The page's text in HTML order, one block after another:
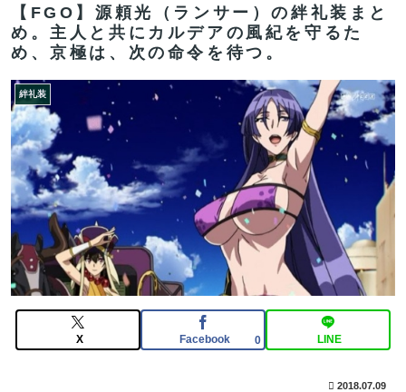
【画像】悪いプリキュア「2万でどう？」
【FGO】再臨状態でバフ受けれる受けれないが困る
エッセイスト「原爆を二度と使わせてはならない」
⇒「もちろん中国の核も非難する？」⇒「中国の核は綺
麗な核！」
【FGO】ジャンヌ系にラクシュミーは含まれますか？W
ジル・ド・レェ強化みんなの反応まとめ
【FGO】バッファーとしても十分使えるね。レオニダス
強化みんなの反応まとめ
【FGO】アズライールはお迎えした方がいいのか教えて
クレメンス。アサシン単体最強だがそれだけってどうい
うこと？
【FGO】源頼光（ランサー）の絆礼装まと
め。主人と共にカルデアの風紀を守るた
め、京極は、次の命令を待つ。
絆礼装
X Facebook 0 LINE
2018.07.09